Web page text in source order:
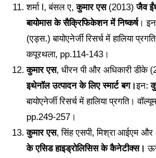
शर्मा I, बंसल ए, कुमार एस (2013)जैव
बायोमास के सैक्रिफिकेशन में निष्कर्ष।
(एड्स.) बायोएनेर्जी रिसर्च में हालिया
कपूरथला, pp.114-143।
कुमार एस, धीरन पी और अधिकारी डीके
इथेनॉल उत्पादन के लिए स्मार्ट बग।इन:
बायोएनेर्जी रिसर्च में हालिया प्रगति।
pp.249-257।
कुमार एस, सिंह एसपी, मिश्रा आईएम
के एसिड हाइड्रोलिसिस के कैनेटीक्स।